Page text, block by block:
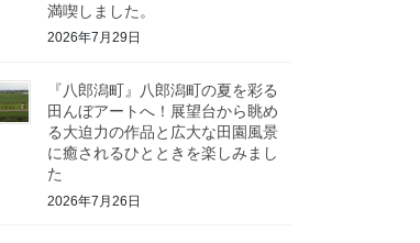
満喫しました。
2026年7月29日
『八郎潟町』八郎潟町の夏を彩る
田んぼアートへ！展望台から眺め
る大迫力の作品と広大な田園風景
に癒されるひとときを楽しみまし
た
2026年7月26日